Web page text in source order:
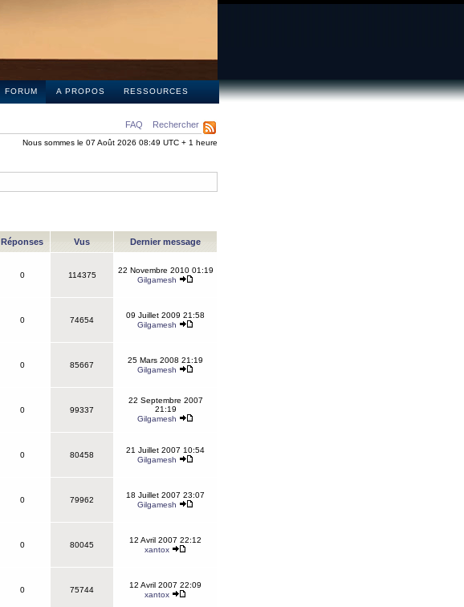
FORUM A PROPOS RESSOURCES
FAQ Rechercher
Nous sommes le 07 Août 2026 08:49 UTC + 1 heure
Réponses Vus Dernier message
0 114375
22 Novembre 2010 01:19
Gilgamesh
0 74654
09 Juillet 2009 21:58
Gilgamesh
0 85667
25 Mars 2008 21:19
Gilgamesh
0 99337
22 Septembre 2007
21:19
Gilgamesh
0 80458
21 Juillet 2007 10:54
Gilgamesh
0 79962
18 Juillet 2007 23:07
Gilgamesh
0 80045
12 Avril 2007 22:12
xantox
0 75744
12 Avril 2007 22:09
xantox